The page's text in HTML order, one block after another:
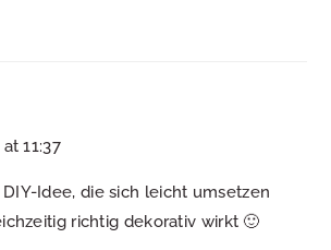
11:37
Idee, die sich leicht umsetzen
richtig dekorativ wirkt 🙂